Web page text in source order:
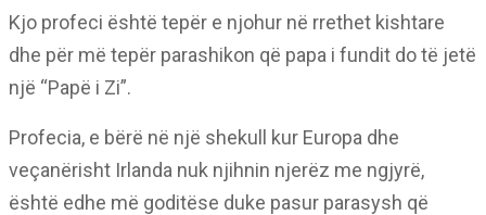
Kjo profeci është tepër e njohur në rrethet kishtare
dhe për më tepër parashikon që papa i fundit do të jetë
një “Papë i Zi”.
Profecia, e bërë në një shekull kur Europa dhe
veçanërisht Irlanda nuk njihnin njerëz me ngjyrë,
është edhe më goditëse duke pasur parasysh që